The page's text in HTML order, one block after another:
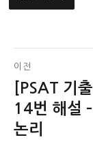
글
탐
색
이전
이
전
글:
[PSAT 기
14번 해설
논리